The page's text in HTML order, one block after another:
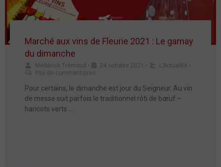
Marché aux vins de Fleurie 2021 : Le gamay
du dimanche
Médérick Trémaud • 24 octobre 2021 • L’Actualité •
Pas de commentaires
Pour certains, le dimanche est jour du Seigneur. Au vin
de messe suit parfois le traditionnel rôti de bœuf –
haricots verts …